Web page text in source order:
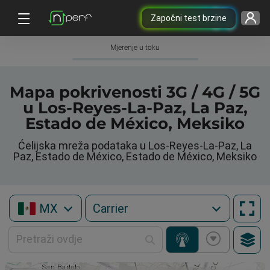
Započni test brzine
Mjerenje u toku
Mapa pokrivenosti 3G / 4G / 5G
u Los-Reyes-La-Paz, La Paz,
Estado de México, Meksiko
Ćelijska mreža podataka u Los-Reyes-La-Paz, La
Paz, Estado de México, Estado de México, Meksiko
MX